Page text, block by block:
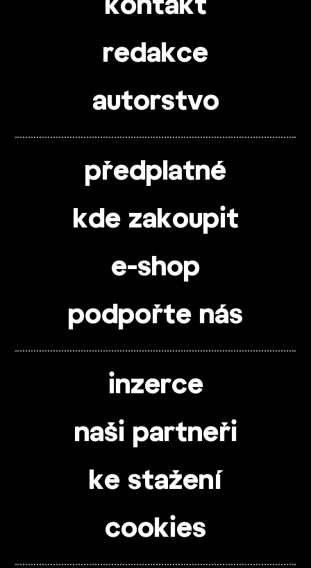
redakce
autorstvo
předplatné
kde zakoupit
e-shop
podpořte nás
inzerce
naši partneři
ke stažení
cookies